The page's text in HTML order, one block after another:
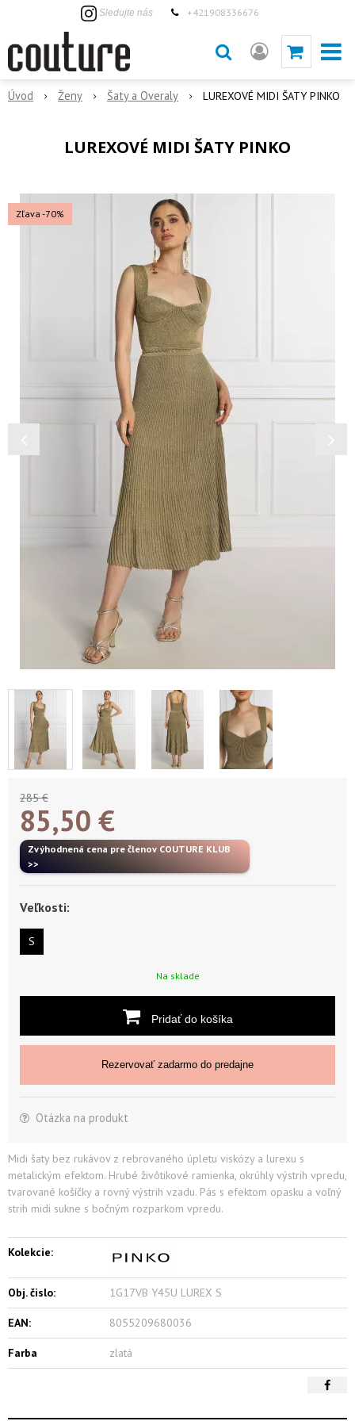
Sledujte nás +421908336676
Úvod Ženy Šaty a Overaly LUREXOVÉ MIDI ŠATY PINKO
LUREXOVÉ MIDI ŠATY PINKO
Zľava -70%
285 €
85,50 €
Zvýhodnená cena pre členov COUTURE KLUB
>>
Veľkosti:
S
Na sklade
Pridať do košíka
Rezervovať zadarmo do predajne
Otázka na produkt
Midi šaty bez rukávov z rebrovaného úpletu viskózy a lurexu s
metalickým efektom. Hrubé živôtikové ramienka, okrúhly výstrih vpredu,
tvarované košíčky a rovný výstrih vzadu. Pás s efektom opasku a voľný
strih midi sukne s bočným rozparkom vpredu.
Kolekcie:
Obj. čislo: 1G17VB Y45U LUREX S
EAN: 8055209680036
Farba zlatá